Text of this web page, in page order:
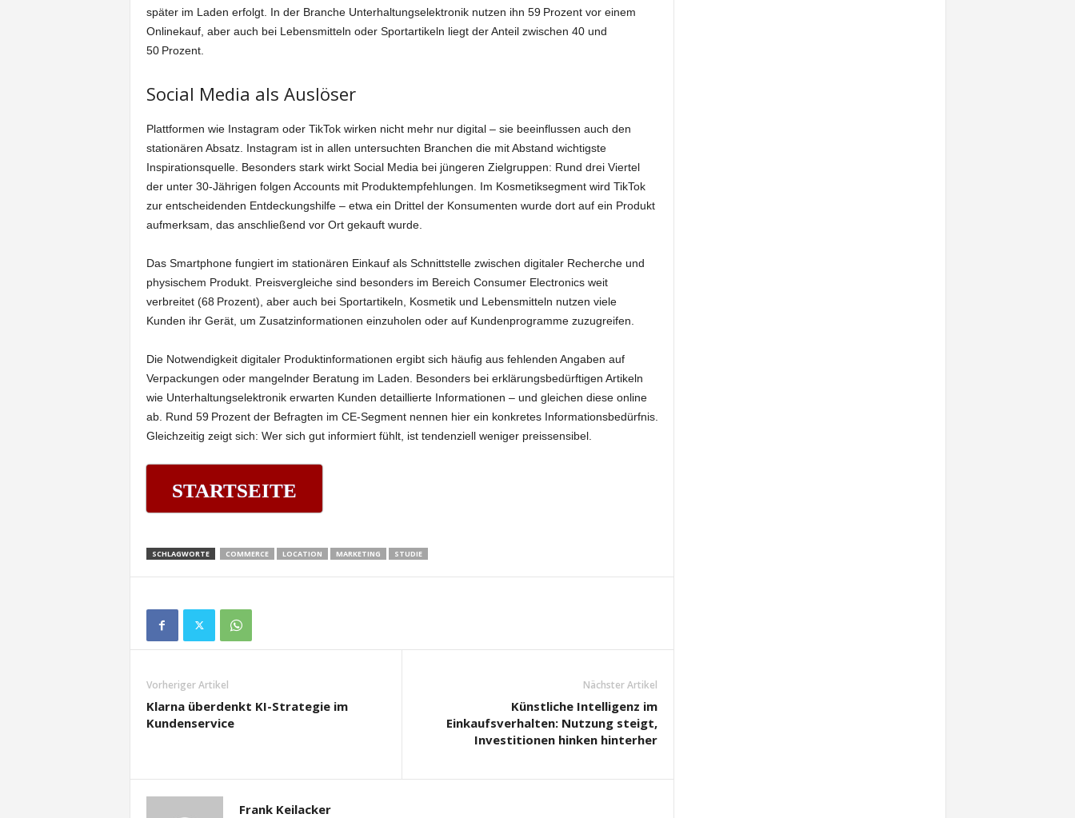
später im Laden erfolgt. In der Branche Unterhaltungselektronik nutzen ihn 59 Prozent vor einem
Onlinekauf, aber auch bei Lebensmitteln oder Sportartikeln liegt der Anteil zwischen 40 und
50 Prozent.
Social Media als Auslöser
Plattformen wie Instagram oder TikTok wirken nicht mehr nur digital – sie beeinflussen auch den
stationären Absatz. Instagram ist in allen untersuchten Branchen die mit Abstand wichtigste
Inspirationsquelle. Besonders stark wirkt Social Media bei jüngeren Zielgruppen: Rund drei Viertel
der unter 30-Jährigen folgen Accounts mit Produktempfehlungen. Im Kosmetiksegment wird TikTok
zur entscheidenden Entdeckungshilfe – etwa ein Drittel der Konsumenten wurde dort auf ein Produkt
aufmerksam, das anschließend vor Ort gekauft wurde.
Das Smartphone fungiert im stationären Einkauf als Schnittstelle zwischen digitaler Recherche und
physischem Produkt. Preisvergleiche sind besonders im Bereich Consumer Electronics weit
verbreitet (68 Prozent), aber auch bei Sportartikeln, Kosmetik und Lebensmitteln nutzen viele
Kunden ihr Gerät, um Zusatzinformationen einzuholen oder auf Kundenprogramme zuzugreifen.
Die Notwendigkeit digitaler Produktinformationen ergibt sich häufig aus fehlenden Angaben auf
Verpackungen oder mangelnder Beratung im Laden. Besonders bei erklärungsbedürftigen Artikeln
wie Unterhaltungselektronik erwarten Kunden detaillierte Informationen – und gleichen diese online
ab. Rund 59 Prozent der Befragten im CE-Segment nennen hier ein konkretes Informationsbedürfnis.
Gleichzeitig zeigt sich: Wer sich gut informiert fühlt, ist tendenziell weniger preissensibel.
STARTSEITE
SCHLAGWORTE COMMERCE LOCATION MARKETING STUDIE
Vorheriger Artikel
Klarna überdenkt KI-Strategie im
Kundenservice
Nächster Artikel
Künstliche Intelligenz im
Einkaufsverhalten: Nutzung steigt,
Investitionen hinken hinterher
Frank Keilacker